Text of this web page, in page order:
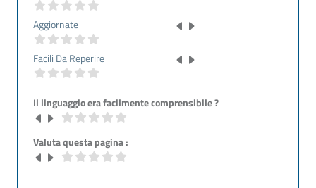
Aggiornate
Facili Da Reperire
Il linguaggio era facilmente comprensibile ?
Valuta questa pagina :